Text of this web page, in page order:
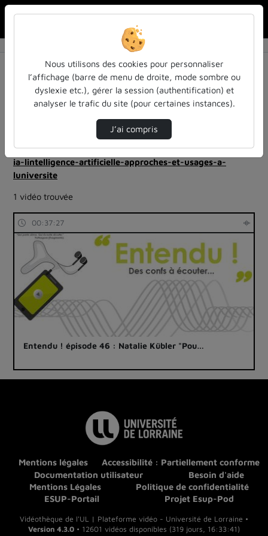
Résultats de la recherche
Filtres actifs (cliquer pour en retirer) :
Français
entendu-des-confs-a-ecouter
ia-lintelligence-artificielle-approches-et-usages-a-
entendu
robotique-intelligence-artificielle
ia-lintelligence-artificielle-approches-et-usages-a-
luniversite
1 vidéo trouvée
00:37:27
Entendu ! épisode 46 : Natalie Kübler "Pou…
Mentions légales
Accessibilité : Partiellement conforme
Documentation utilisateur
Besoin d'aide
Mentions Légales
Politique de confidentialité
ESUP-Portail
Projet Esup-Pod
Vidéothèque de l'UL | Plateforme vidéo - Université de Lorraine •
Version 4.3.0 • 12601 vidéos disponibles (319 jours, 16:33:41)
Nous utilisons des cookies pour personnaliser
l’affichage (barre de menu de droite, mode sombre ou
dyslexie etc.), gérer la session (authentification) et
analyser le trafic du site (pour certaines instances).
J’ai compris